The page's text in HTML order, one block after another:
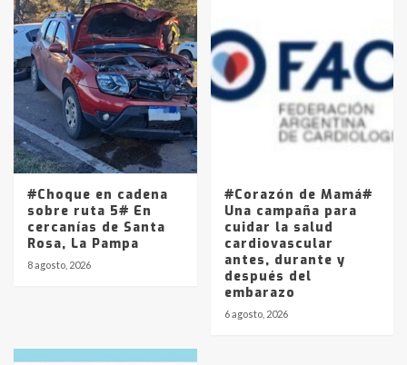
#Choque en cadena
sobre ruta 5# En
cercanías de Santa
Rosa, La Pampa
8 agosto, 2026
#Corazón de Mamá#
Una campaña para
cuidar la salud
cardiovascular
antes, durante y
después del
embarazo
6 agosto, 2026